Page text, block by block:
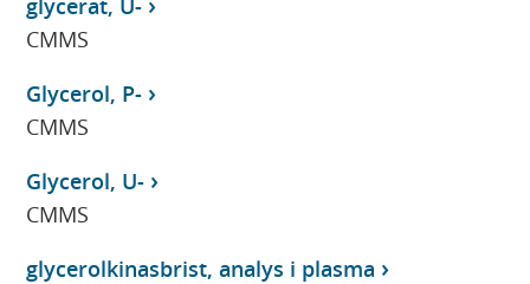
glycerat, U-
CMMS
Glycerol, P-
CMMS
Glycerol, U-
CMMS
glycerolkinasbrist, analys i plasma